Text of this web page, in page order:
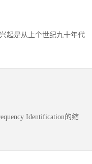
是从上个世纪九十年代
Identification的缩